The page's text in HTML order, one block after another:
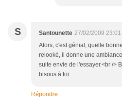
S Santounette 27/02/2009 23:01
Alors, c'est génial, quelle
relooké, il donne une
suite envie de l'essayer.<br />
bisous à toi
Répondre